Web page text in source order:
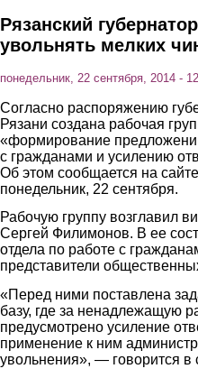
Рязанский
увольнять мелких
понедельник, 22 сентября, 2014 -
Согласно распоряжению
Рязани создана рабочая
«формирование
с гражданами и усилению
Об этом сообщается на
понедельник, 22 сентября.
Рабочую группу возглавил
Сергей Филимонов. В ее
отдела по работе с
представители
«Перед ними поставлена
базу, где за ненадлежащую
предусмотрено усиление
применение к ним
увольнения», — говорится в